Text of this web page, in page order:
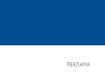
РЕКЛАМА